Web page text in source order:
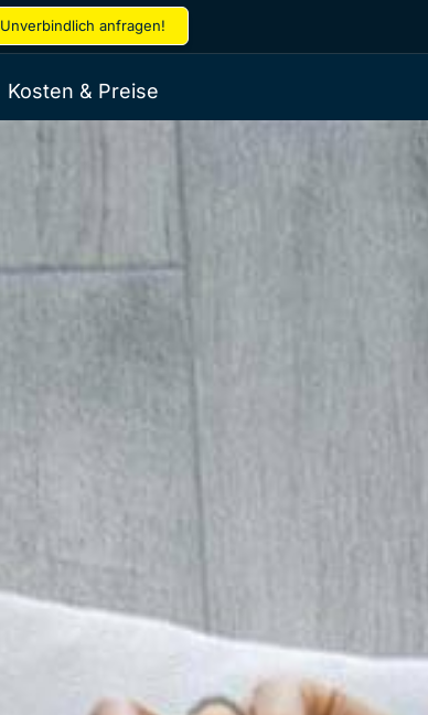
Unverbindlich anfragen!
Kosten & Preise